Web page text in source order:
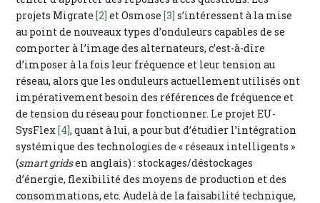
projets Migrate[2] et Osmose[3] s’intéressent à la mise
au point de nouveaux types d’onduleurs capables de se
comporter à l’image des alternateurs, c’est-à-dire
d’imposer à la fois leur fréquence et leur tension au
réseau, alors que les onduleurs actuellement utilisés ont
impérativement besoin des références de fréquence et
de tension du réseau pour fonctionner. Le projet EU-
SysFlex[4], quant à lui, a pour but d’étudier l’intégration
systémique des technologies de « réseaux intelligents »
(smart gridsen anglais) : stockages/déstockages
d’énergie, flexibilité des moyens de production et des
consommations, etc. Audelà de la faisabilité technique,